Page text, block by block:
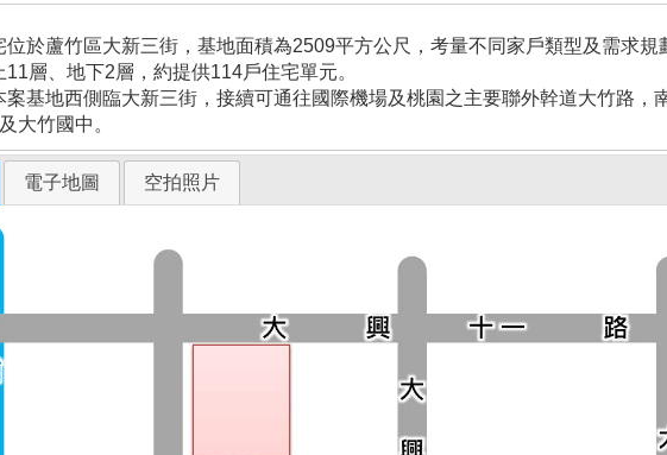
位於蘆竹區大新三街，基地面積為2509平方公尺，考量不同家戶類型及需求
層、地下2層，約提供114戶住宅單元。
案基地西側臨大新三街，接續可通往國際機場及桃園之主要聯外幹道大竹路，
大竹國中。
電子地圖 空拍照片